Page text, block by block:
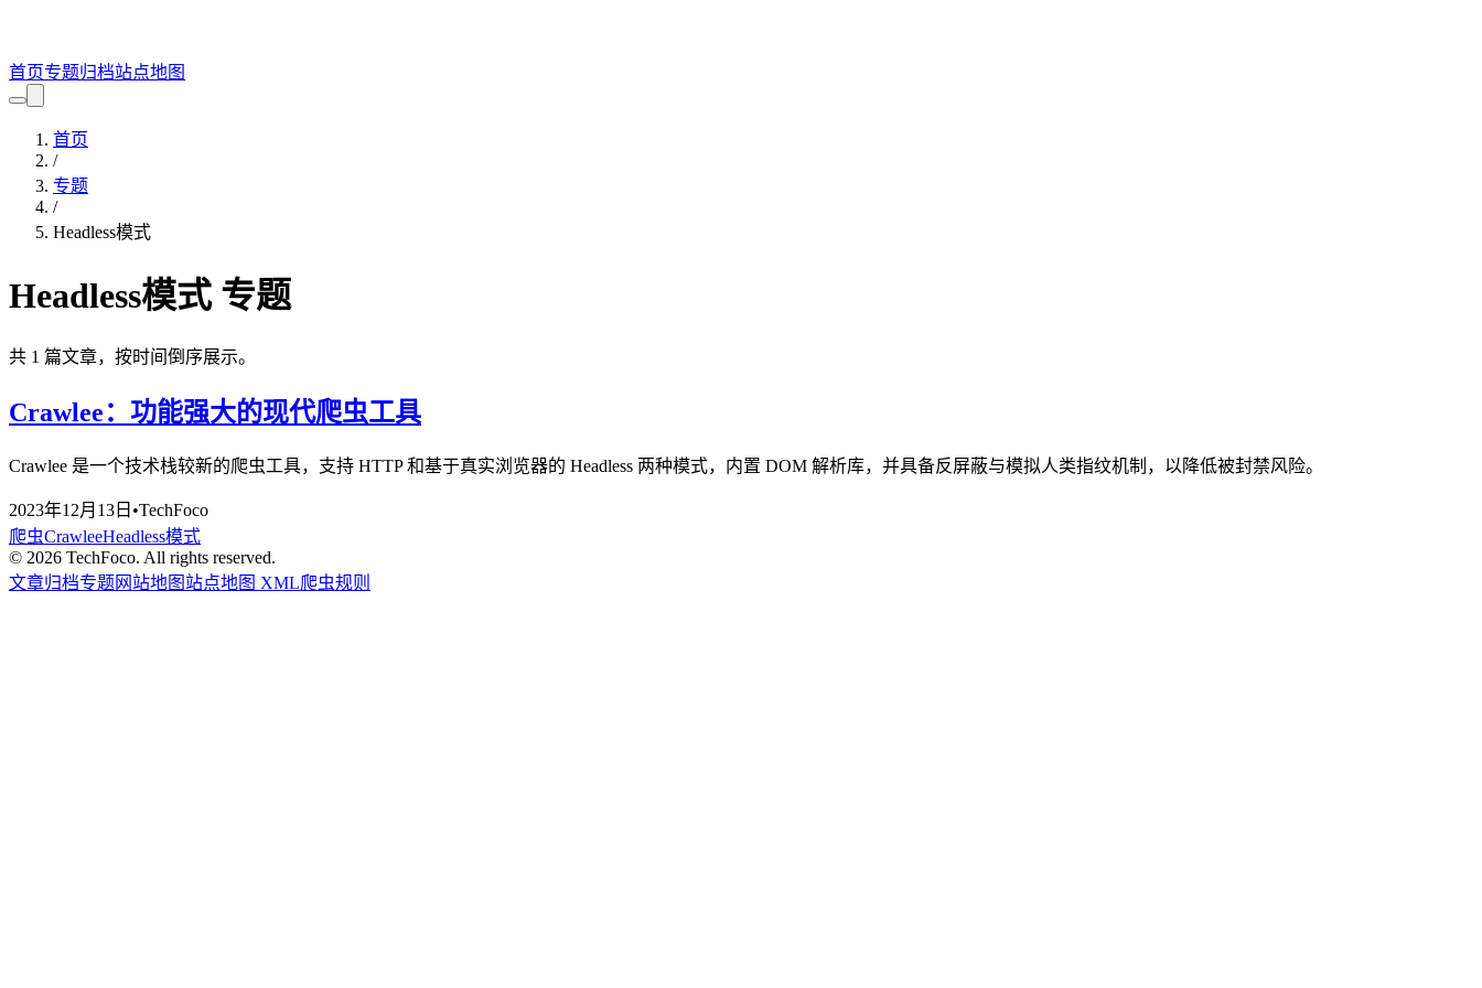
首页专题归档站点地图
首页
/
专题
/
Headless模式
Headless模式专题
共 1 篇文章，按时间倒序展示。
Crawlee：功能强大的现代爬虫工具
Crawlee 是一个技术栈较新的爬虫工具，支持 HTTP 和基于真实浏览器的 Headless 两种模式，内置 DOM 解析库，并具备反屏蔽与模拟人类指纹机制，以降低被封禁风险。
2023年12月13日 •TechFoco
爬虫CrawleeHeadless模式
© 2026 TechFoco. All rights reserved.
文章归档专题 网站地图 站点地图 XML爬虫规则